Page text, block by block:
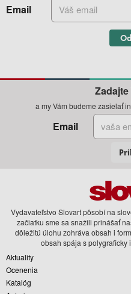
Email
Zadajte
a my Vám budeme zasielať
Email
Vydavateľstvo Slovart pôsobí na
začiatku sme sa snažili prinášať
dôležitú úlohu zohráva obsah i
obsah spája s polygraficky
Aktuality
Ocenenia
Katalóg